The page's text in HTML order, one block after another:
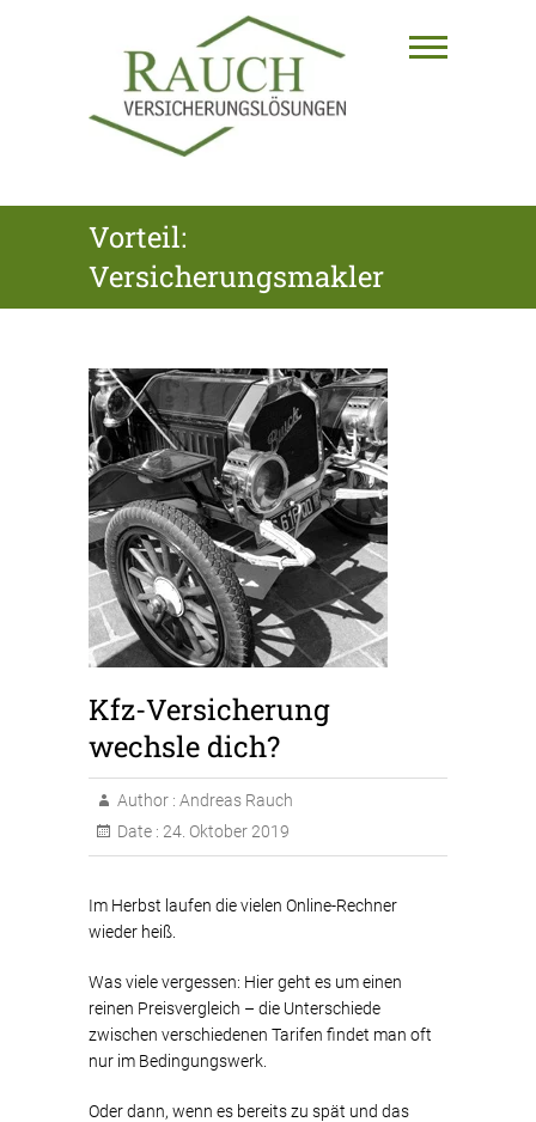
RAUCH
VERSICHERUNGSLÖSUNGEN
GmbH
Vorteil:
Versicherungsmakler
Kfz-Versicherung
wechsle dich?
Author : Andreas Rauch
Date : 24. Oktober 2019
Im Herbst laufen die vielen Online-Rechner
wieder heiß.
Was viele vergessen: Hier geht es um einen
reinen Preisvergleich – die Unterschiede
zwischen verschiedenen Tarifen findet man oft
nur im Bedingungswerk.
Oder dann, wenn es bereits zu spät und das